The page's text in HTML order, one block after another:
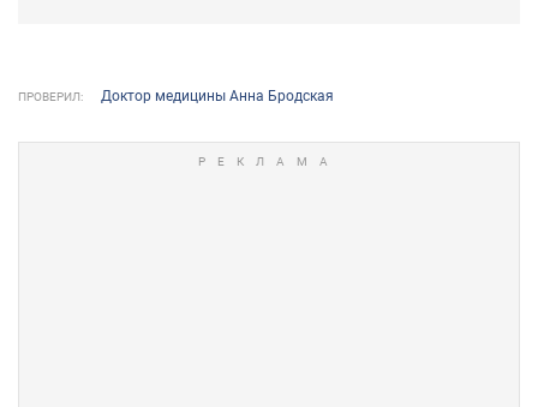
ПРОВЕРИЛ: Доктор медицины Анна Бродская